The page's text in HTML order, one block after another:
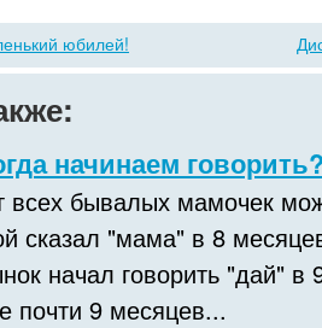
юбилей!
начинаем
всех бывалых мамочек
сказал "мама" в 8
начал говорить "дай" в
почти 9 месяцев...